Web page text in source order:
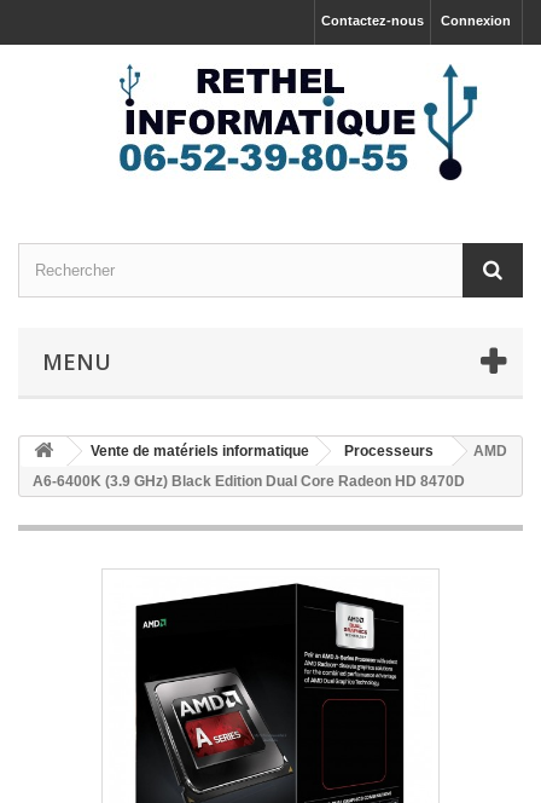
Connexion
Contactez-nous
MENU
Vente de matériels informatique Processeurs
AMD
A6-6400K (3.9 GHz) Black Edition Dual Core Radeon HD 8470D